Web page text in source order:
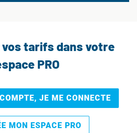
tarifs dans votre
PRO
JE ME CONNECTE
MON ESPACE PRO